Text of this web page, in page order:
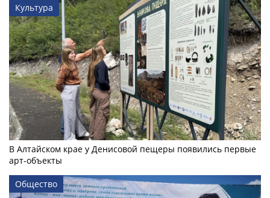
Культура
В Алтайском крае у Денисовой пещеры появились первые
арт-объекты
Общество